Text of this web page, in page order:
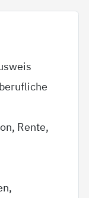
Rente,